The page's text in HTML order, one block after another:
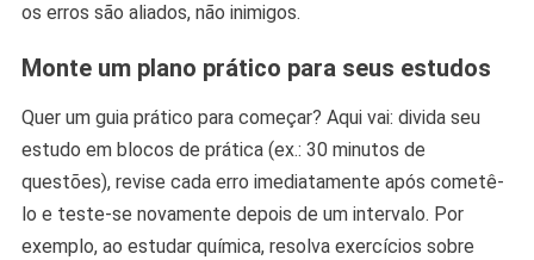
os erros são aliados, não inimigos.
Monte um plano prático para seus estudos
Quer um guia prático para começar? Aqui vai: divida seu
estudo em blocos de prática (ex.: 30 minutos de
questões), revise cada erro imediatamente após cometê-
lo e teste-se novamente depois de um intervalo. Por
exemplo, ao estudar química, resolva exercícios sobre